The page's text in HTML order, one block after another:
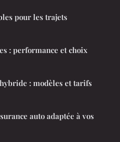
pour les trajets
: performance et choix
: modèles et tarifs
auto adaptée à vos